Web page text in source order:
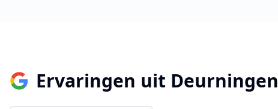
Ervaringen uit Deurningen